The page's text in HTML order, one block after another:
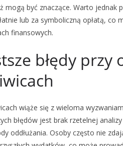
mogą być znaczące. Warto jednak
lub za symboliczną opłatą, co
finansowych.
błędy przy
wiąże się z wieloma
błędów jest brak rzetelnej
oddłużania. Osoby często nie